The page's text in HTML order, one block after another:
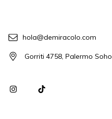
hola@demiracolo.com
Gorriti 4758, Palermo Soho